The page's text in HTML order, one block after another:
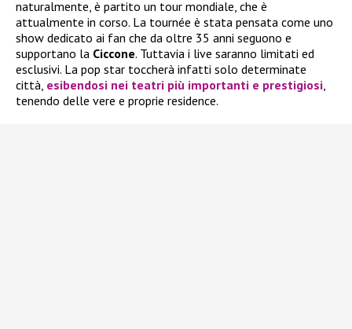
naturalmente, è partito un tour mondiale, che è
attualmente in corso. La tournée è stata pensata come uno
show dedicato ai fan che da oltre 35 anni seguono e
supportano la Ciccone. Tuttavia i live saranno limitati ed
esclusivi. La pop star toccherà infatti solo determinate
città, esibendosi nei teatri più importanti e prestigiosi,
tenendo delle vere e proprie residence.